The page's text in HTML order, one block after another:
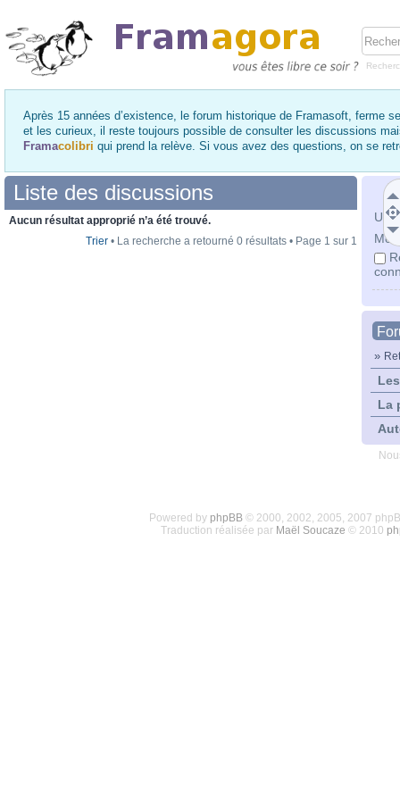
Après 15 années d’existence, le forum historique de Framasoft, ferme
et les curieux, il reste toujours possible de consulter les discussions
Framacolibri qui prend la relève. Si vous avez des questions, on se
Mot
»
La
Liste des discussions
Aucun résultat approprié n’a été trouvé.
Trier • La recherche a retourné 0 résultats • Page 1 sur 1
Powered by phpBB© 2000, 2002, 2005, 2007
Traduction réalisée par Maël Soucaze © 2010